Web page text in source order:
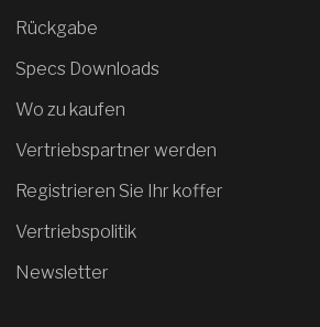
Rückgabe
Specs Downloads
Wo zu kaufen
Vertriebspartner werden
Registrieren Sie Ihr koffer
Vertriebspolitik
Newsletter